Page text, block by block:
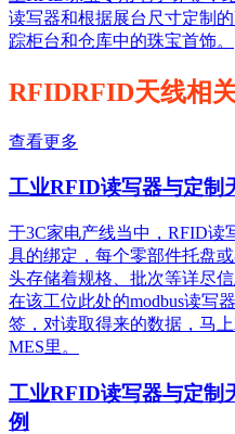
读写器和根据展台尺寸定制
踪柜台和仓库中的珠宝首饰。
RFIDRFID天线相
查看更多
工业RFID读写器与定制
于3C家电产线当中，RFID读
具的绑定，每个零部件托盘
头存储着规格、批次等详尽
在该工位此处的modbus读写
签，对读取得来的数据，马
MES里。
工业RFID读写器与定制
例